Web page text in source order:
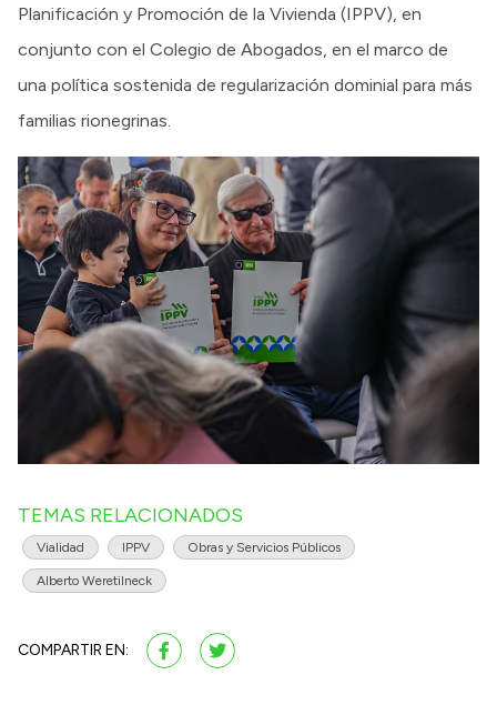
Planificación y Promoción de la Vivienda (IPPV), en
conjunto con el Colegio de Abogados, en el marco de
una política sostenida de regularización dominial para más
familias rionegrinas.
TEMAS RELACIONADOS
Vialidad IPPV Obras y Servicios Públicos
Alberto Weretilneck
COMPARTIR EN: